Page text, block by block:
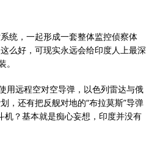
统，一起形成一套整体监控侦察体
么好，可现实永远会给印度人上最深
用远程空对空导弹，以色列雷达与俄
，还有把反舰对地的“布拉莫斯”导弹
？基本就是痴心妄想，印度并没有